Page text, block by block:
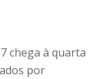
chega à quarta
por